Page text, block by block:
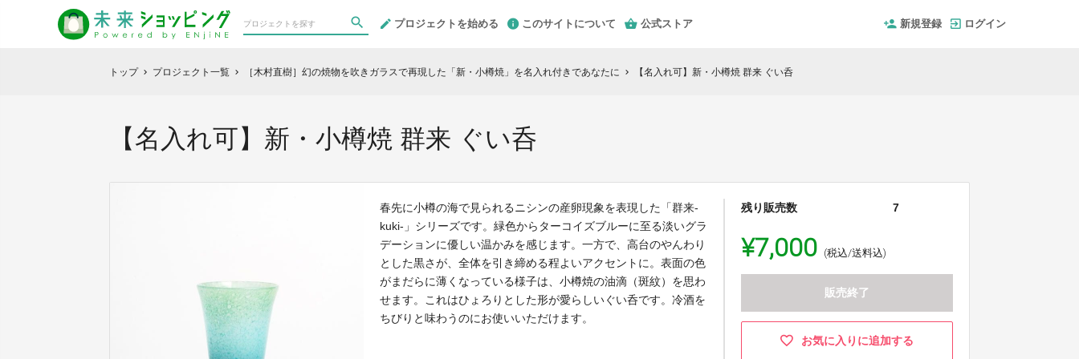
プロジェクトを始める このサイトについて 公式ストア 新規登録 ログイン
トップ chevron_right プロジェクト一覧 chevron_right ［木村直樹］幻の焼物を吹きガラスで再現した「新・小樽焼」を名入れ付きであなたに chevron_right 【名入れ可】新・小樽焼 群来 ぐい呑
【名入れ可】新・小樽焼 群来 ぐい呑
春先に小樽の海で見られるニシンの産卵現象を表現した「群来-
kuki-」シリーズです。緑色からターコイズブルーに至る淡いグラ
デーションに優しい温かみを感じます。一方で、高台のやんわり
とした黒さが、全体を引き締める程よいアクセントに。表面の色
がまだらに薄くなっている様子は、小樽焼の油滴（斑紋）を思わ
せます。これはひょろりとした形が愛らしいぐい呑です。冷酒を
ちびりと味わうのにお使いいただけます。
残り販売数 7
¥7,000 (税込/送料込)
販売終了
お気に入りに追加する